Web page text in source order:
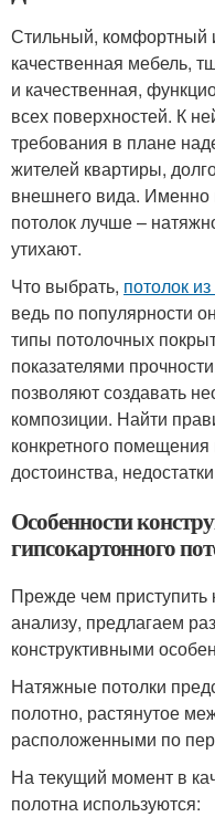
Стильный, комфортный
качественная мебель,
и качественная,
всех поверхностей. К
требования в плане
жителей квартиры,
внешнего вида. Именно
потолок лучше –
утихают.
Что выбрать, потолок
ведь по популярности
типы потолочных
показателями
позволяют создавать
композиции. Найти
конкретного
достоинства,
Особенности
гипсокартонного
Прежде чем приступить
анализу, предлагаем
конструктивными
Натяжные потолки
полотно, растянутое
расположенными по
На текущий момент в
полотна используются: